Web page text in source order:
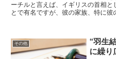
ーチルと言えば、イギリスの首相と
とで有名ですが、彼の家族、特に
その他
“羽生
に繰り